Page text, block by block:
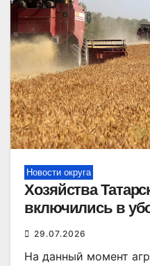
Новости округа
Хозяйства
включились в
29.07.2026
На данный момент